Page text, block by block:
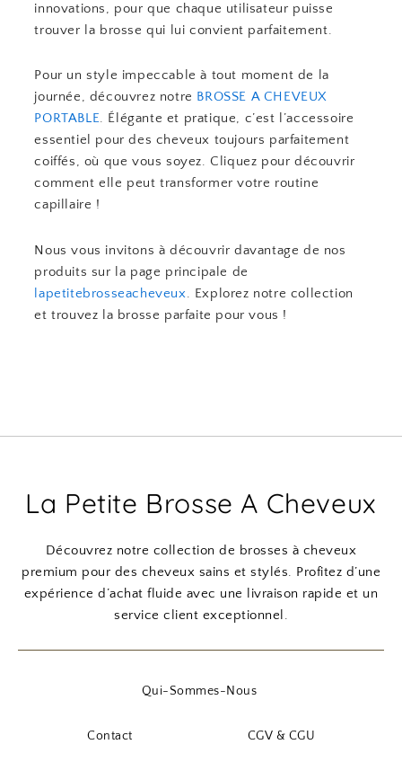
innovations, pour que chaque utilisateur puisse
trouver la brosse qui lui convient parfaitement.
Pour un style impeccable à tout moment de la
journée, découvrez notre BROSSE A CHEVEUX
PORTABLE. Élégante et pratique, c’est l’accessoire
essentiel pour des cheveux toujours parfaitement
coiffés, où que vous soyez. Cliquez pour découvrir
comment elle peut transformer votre routine
capillaire !
Nous vous invitons à découvrir davantage de nos
produits sur la page principale de
lapetitebrosseacheveux. Explorez notre collection
et trouvez la brosse parfaite pour vous !
La Petite Brosse A Cheveux
Découvrez notre collection de brosses à cheveux
premium pour des cheveux sains et stylés. Profitez d’une
expérience d’achat fluide avec une livraison rapide et un
service client exceptionnel.
Qui-Sommes-Nous
Contact CGV & CGU